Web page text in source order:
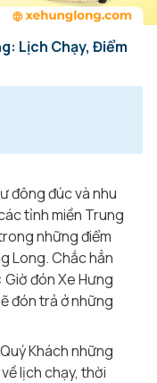
Lịch Chạy, Điểm
đông đúc và nhu
tỉnh miền Trung
những điểm
Long. Chắc hẳn
đón Xe Hưng
đón trả ở những
Khách những
lịch chạy, thời